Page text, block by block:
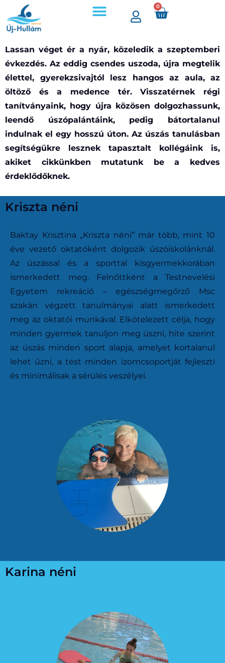
0
Lassan véget ér a nyár, közeledik a szeptemberi
évkezdés. Az eddig csendes uszoda, újra megtelik
élettel, gyerekzsivajtól lesz hangos az aula, az
öltöző és a medence tér. Visszatérnek régi
tanítványaink, hogy újra közösen dolgozhassunk,
leendő úszópalántáink, pedig bátortalanul
indulnak el egy hosszú úton. Az úszás tanulásban
segítségükre lesznek tapasztalt kollégáink is,
akiket cikkünkben mutatunk be a kedves
érdeklődőknek.
Kriszta néni
Baktay Krisztina „Kriszta néni” már több, mint 10
éve vezető oktatóként dolgozik úszóiskolánknál.
Az úszással és a sporttal kisgyermekkorában
ismerkedett meg. Felnőttként a Testnevelési
Egyetem rekreáció – egészségmegőrző Msc
szakán végzett tanulmányai alatt ismerkedett
meg az oktatói munkával. Elkötelezett célja, hogy
minden gyermek tanuljon meg úszni, hite szerint
az úszás minden sport alapja, amelyet kortalanul
lehet űzni, a test minden izomcsoportját fejleszti
és minimálisak a sérülés veszélyei.
Karina néni